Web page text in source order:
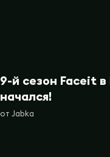
9-й сезон Faceit
начался!
от Jabka